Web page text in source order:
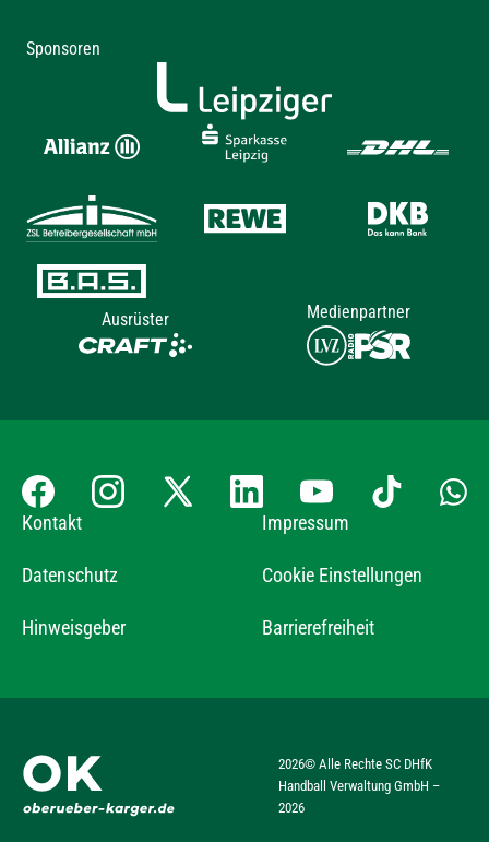
Sponsoren
Ausrüster Medienpartner
Kontakt Impressum
Datenschutz Cookie Einstellungen
Hinweisgeber Barrierefreiheit
2026© Alle Rechte SC DHfK
Handball Verwaltung GmbH –
2026